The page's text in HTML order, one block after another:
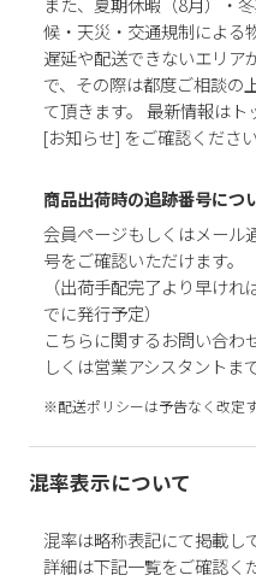
候・天災・交通規制による
遅延や配送できないエリア
で、その際は都度ご相談の
て頂きます。 最新情報は
[お知らせ] をご確認ください
商品出荷時の追跡番号につ
会員ページもしくはメール
号をご確認いただけます。
（出荷手配完了より早け
でに発行予定）
こちらに関するお問い合わ
しくは営業アシスタントま
※配送ポリシーは予告なく改定
混率表示について
混率は略称表記にて掲載し
詳細は下記一覧をご確認く